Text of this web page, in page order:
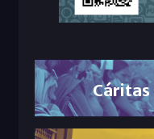
Cáritas